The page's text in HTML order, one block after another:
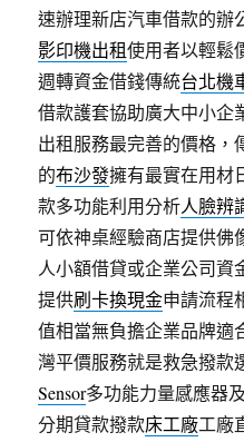
速辦理新店汽車借款的辦
影印機出租使用者以輕鬆
週轉資金借錢傳統台北機
借款護套協助廣大中小企
出租服務最完善的價格，
的布沙發擁有最實在用材
款多功能利用分析人臉辨
可依神桌經驗商店​提供佛
人小額借貸或企業公司資
提供刷卡換現金申請流程
值相當無負擔企業品牌適
灣平價服務就是救急撥款
Sensor多功能力量感應器
分期貸款撥款床工廠工廠